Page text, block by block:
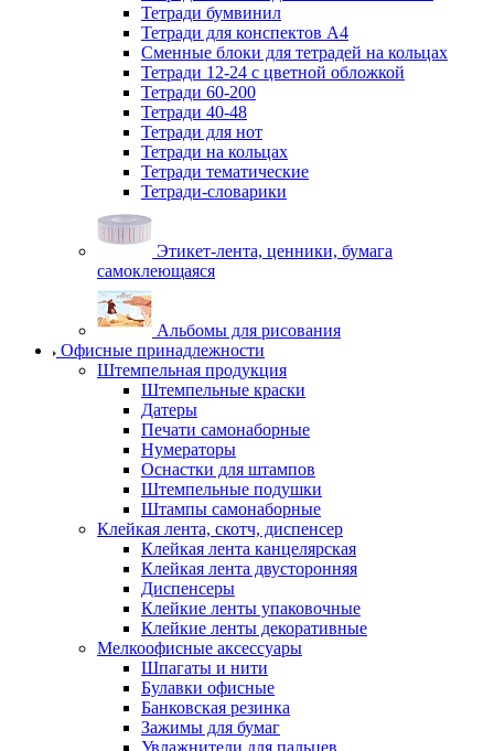
Тетради бумвинил
Тетради для конспектов А4
Сменные блоки для тетрадей на кольцах
Тетради 12-24 с цветной обложкой
Тетради 60-200
Тетради 40-48
Тетради для нот
Тетради на кольцах
Тетради тематические
Тетради-словарики
Этикет-лента, ценники, бумага
самоклеющаяся
Альбомы для рисования
Офисные принадлежности
Штемпельная продукция
Штемпельные краски
Датеры
Печати самонаборные
Нумераторы
Оснастки для штампов
Штемпельные подушки
Штампы самонаборные
Клейкая лента, скотч, диспенсер
Клейкая лента канцелярская
Клейкая лента двусторонняя
Диспенсеры
Клейкие ленты упаковочные
Клейкие ленты декоративные
Мелкоофисные аксессуары
Шпагаты и нити
Булавки офисные
Банковская резинка
Зажимы для бумаг
Увлажнители для пальцев